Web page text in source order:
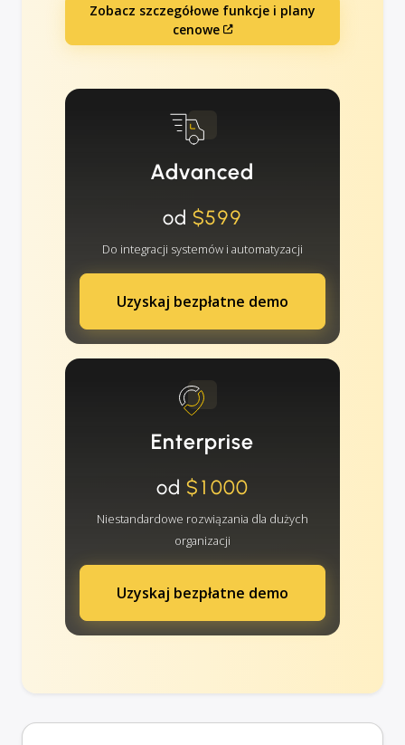
Zobacz szczegółowe funkcje i plany
cenowe
Advanced
od $599
Do integracji systemów i automatyzacji
Uzyskaj bezpłatne demo
Enterprise
od $1000
Niestandardowe rozwiązania dla dużych
organizacji
Uzyskaj bezpłatne demo